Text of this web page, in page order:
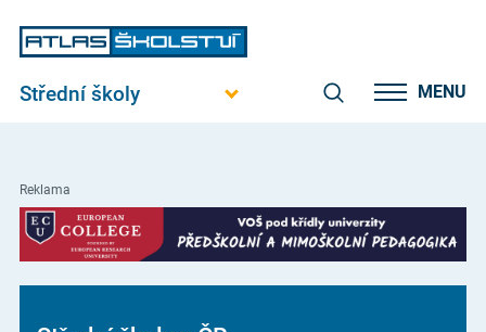
Střední školy MENU
Reklama